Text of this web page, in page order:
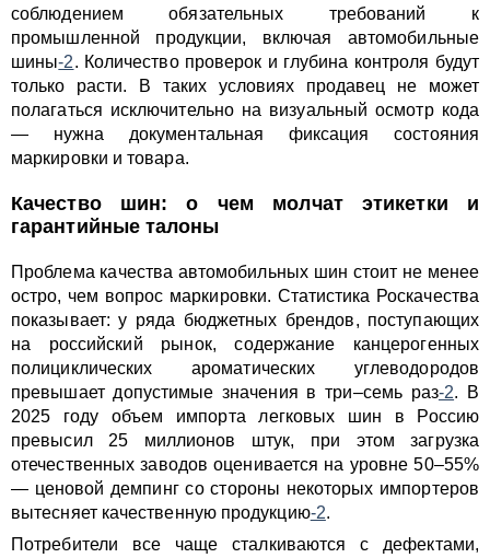
соблюдением обязательных требований к
промышленной продукции, включая автомобильные
шины-2. Количество проверок и глубина контроля будут
только расти. В таких условиях продавец не может
полагаться исключительно на визуальный осмотр кода
— нужна документальная фиксация состояния
маркировки и товара.
Качество шин: о чем молчат этикетки и
гарантийные талоны
Проблема качества автомобильных шин стоит не менее
остро, чем вопрос маркировки. Статистика Роскачества
показывает: у ряда бюджетных брендов, поступающих
на российский рынок, содержание канцерогенных
полициклических ароматических углеводородов
превышает допустимые значения в три–семь раз-2. В
2025 году объем импорта легковых шин в Россию
превысил 25 миллионов штук, при этом загрузка
отечественных заводов оценивается на уровне 50–55%
— ценовой демпинг со стороны некоторых импортеров
вытесняет качественную продукцию-2.
Потребители все чаще сталкиваются с дефектами,